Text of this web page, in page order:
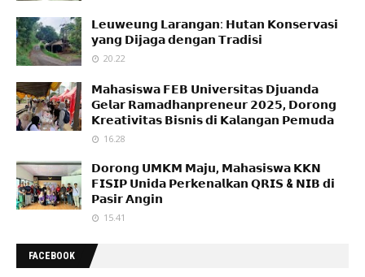
𝗟𝗲𝘂𝘄𝗲𝘂𝗻𝗴 𝗟𝗮𝗿𝗮𝗻𝗴𝗮𝗻: 𝗛𝘂𝘁𝗮𝗻 𝗞𝗼𝗻𝘀𝗲𝗿𝘃𝗮𝘀𝗶
𝘆𝗮𝗻𝗴 𝗗𝗶𝗷𝗮𝗴𝗮 𝗱𝗲𝗻𝗴𝗮𝗻 𝗧𝗿𝗮𝗱𝗶𝘀𝗶
20.22
𝗠𝗮𝗵𝗮𝘀𝗶𝘀𝘄𝗮 𝗙𝗘𝗕 𝗨𝗻𝗶𝘃𝗲𝗿𝘀𝗶𝘁𝗮𝘀 𝗗𝗷𝘂𝗮𝗻𝗱𝗮
𝗚𝗲𝗹𝗮𝗿 𝗥𝗮𝗺𝗮𝗱𝗵𝗮𝗻𝗽𝗿𝗲𝗻𝗲𝘂𝗿 𝟮𝟬𝟮𝟱, 𝗗𝗼𝗿𝗼𝗻𝗴
𝗞𝗿𝗲𝗮𝘁𝗶𝘃𝗶𝘁𝗮𝘀 𝗕𝗶𝘀𝗻𝗶𝘀 𝗱𝗶 𝗞𝗮𝗹𝗮𝗻𝗴𝗮𝗻 𝗣𝗲𝗺𝘂𝗱𝗮
16.28
𝗗𝗼𝗿𝗼𝗻𝗴 𝗨𝗠𝗞𝗠 𝗠𝗮𝗷𝘂, 𝗠𝗮𝗵𝗮𝘀𝗶𝘀𝘄𝗮 𝗞𝗞𝗡
𝗙𝗜𝗦𝗜𝗣 𝗨𝗻𝗶𝗱𝗮 𝗣𝗲𝗿𝗸𝗲𝗻𝗮𝗹𝗸𝗮𝗻 𝗤𝗥𝗜𝗦 & 𝗡𝗜𝗕 𝗱𝗶
𝗣𝗮𝘀𝗶𝗿 𝗔𝗻𝗴𝗶𝗻
15.41
FACEBOOK